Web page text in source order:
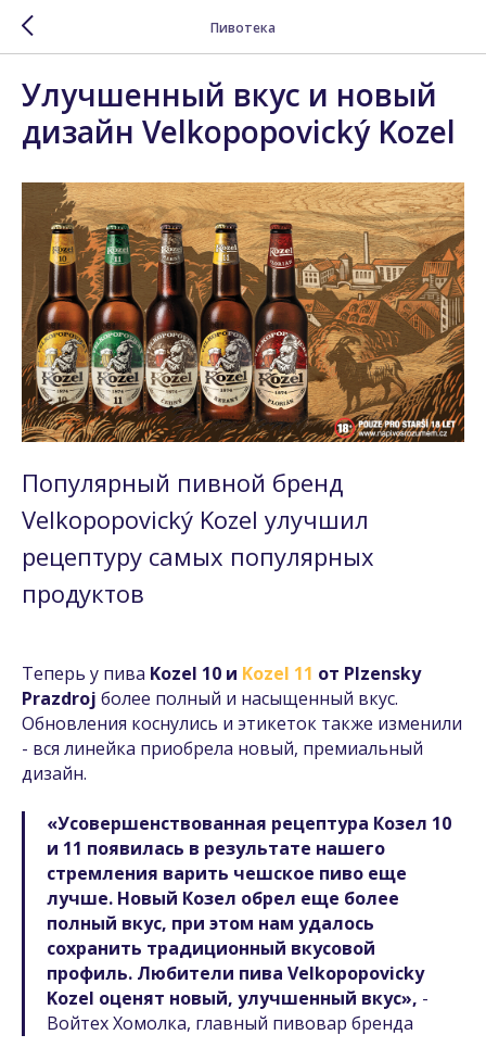
Пивотека
Улучшенный вкус и новый
дизайн Velkopopovický Kozel
Популярный пивной бренд
Velkopopovický Kozel улучшил
рецептуру самых популярных
продуктов
Теперь у пива Kozel 10 и Kozel 11 от Plzensky
Prazdroj более полный и насыщенный вкус.
Обновления коснулись и этикеток также изменили
- вся линейка приобрела новый, премиальный
дизайн.
«Усовершенствованная рецептура Козел 10
и 11 появилась в результате нашего
стремления варить чешское пиво еще
лучше. Новый Козел обрел еще более
полный вкус, при этом нам удалось
сохранить традиционный вкусовой
профиль. Любители пива Velkopopovicky
Kozel оценят новый, улучшенный вкус», -
Войтех Хомолка, главный пивовар бренда